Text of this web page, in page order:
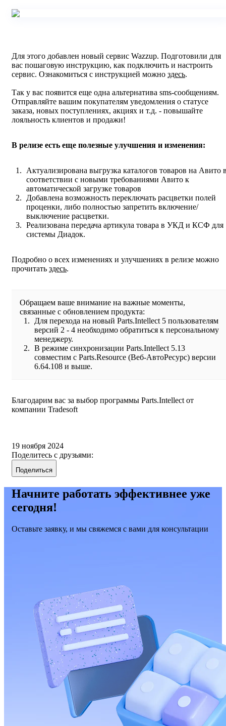
Для этого добавлен новый сервис Wazzup. Подготовили для
вас пошаговую инструкцию, как подключить и настроить
сервис. Ознакомиться с инструкцией можно здесь.
Так у вас появится еще одна альтернатива sms-сообщениям.
Отправляйте вашим покупателям уведомления о статусе
заказа, новых поступлениях, акциях и т.д. - повышайте
лояльность клиентов и продажи!
В релизе есть еще полезные улучшения и изменения:
Актуализирована выгрузка каталогов товаров на Авито
соответствии с новыми требованиями Авито к
автоматической загрузке товаров
Добавлена возможность переключать расцветки полей
проценки, либо полностью запретить включение/
выключение расцветки.
Реализована передача артикула товара в УКД и КСФ для
системы Диадок.
Подробно о всех изменениях и улучшениях в релизе можно
прочитать здесь.
Обращаем ваше внимание на важные моменты,
связанные с обновлением продукта:
Для перехода на новый Parts.Intellect 5 пользователям
версий 2 - 4 необходимо обратиться к персональному
менеджеру.
В режиме синхронизации Parts.Intellect 5.13
совместим с Parts.Resource (Веб-АвтоРесурс) версии
6.64.108 и выше.
Благодарим вас за выбор программы Parts.Intellect от
компании Tradesoft
19 ноября 2024
Поделитесь с друзьями:
Поделиться
Начните работать эффективнее уже
сегодня!
Оставьте заявку, и мы свяжемся с вами для консультации